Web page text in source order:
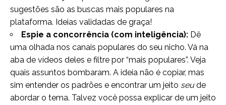
sugestões são as buscas mais populares na
plataforma. Ideias validadas de graça!
Espie a concorrência (com inteligência): Dê
uma olhada nos canais populares do seu nicho. Vá na
aba de vídeos deles e filtre por “mais populares”. Veja
quais assuntos bombaram. A ideia não é copiar, mas
sim entender os padrões e encontrar um jeito seude
abordar o tema. Talvez você possa explicar de um jeito